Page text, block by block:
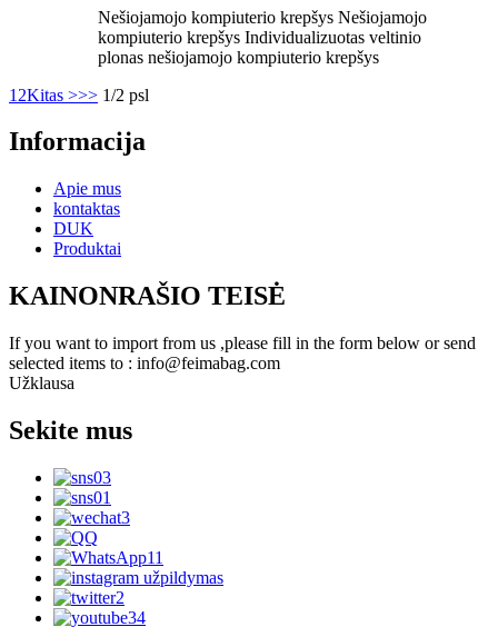
Nešiojamojo kompiuterio krepšys Nešiojamojo
kompiuterio krepšys Individualizuotas veltinio
plonas nešiojamojo kompiuterio krepšys
1 2Kitas >>> 1/2 psl
Informacija
Apie mus
kontaktas
DUK
Produktai
KAINONRAŠIO TEISĖ
If you want to import from us ,please fill in the form below or send
selected items to : info@feimabag.com
Užklausa
Sekite mus